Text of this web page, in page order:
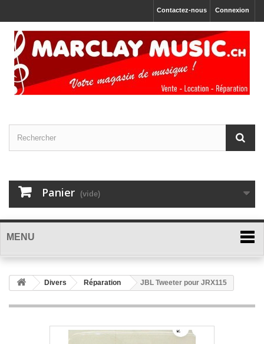
Connexion
Contactez-nous
Panier (vide)
MENU
Divers Réparation JBL Tweeter pour JRX115